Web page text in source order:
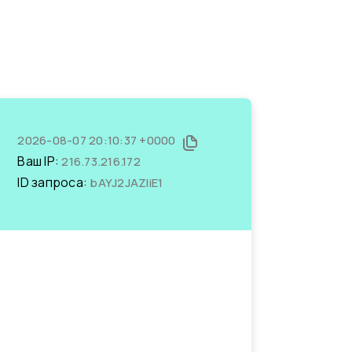
2026-08-07 20:10:37 +0000
Ваш IP:216.73.216.172
ID запроса: bAYJ2JAZliE1